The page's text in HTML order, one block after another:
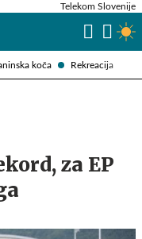
koča Rekreacija
Telekom Slovenije
za EP